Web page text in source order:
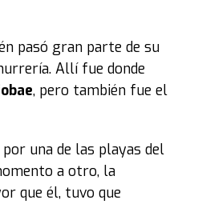
pasó gran parte de su
Allí fue donde
, pero también fue el
una de las playas del
a otro, la
que él, tuvo que